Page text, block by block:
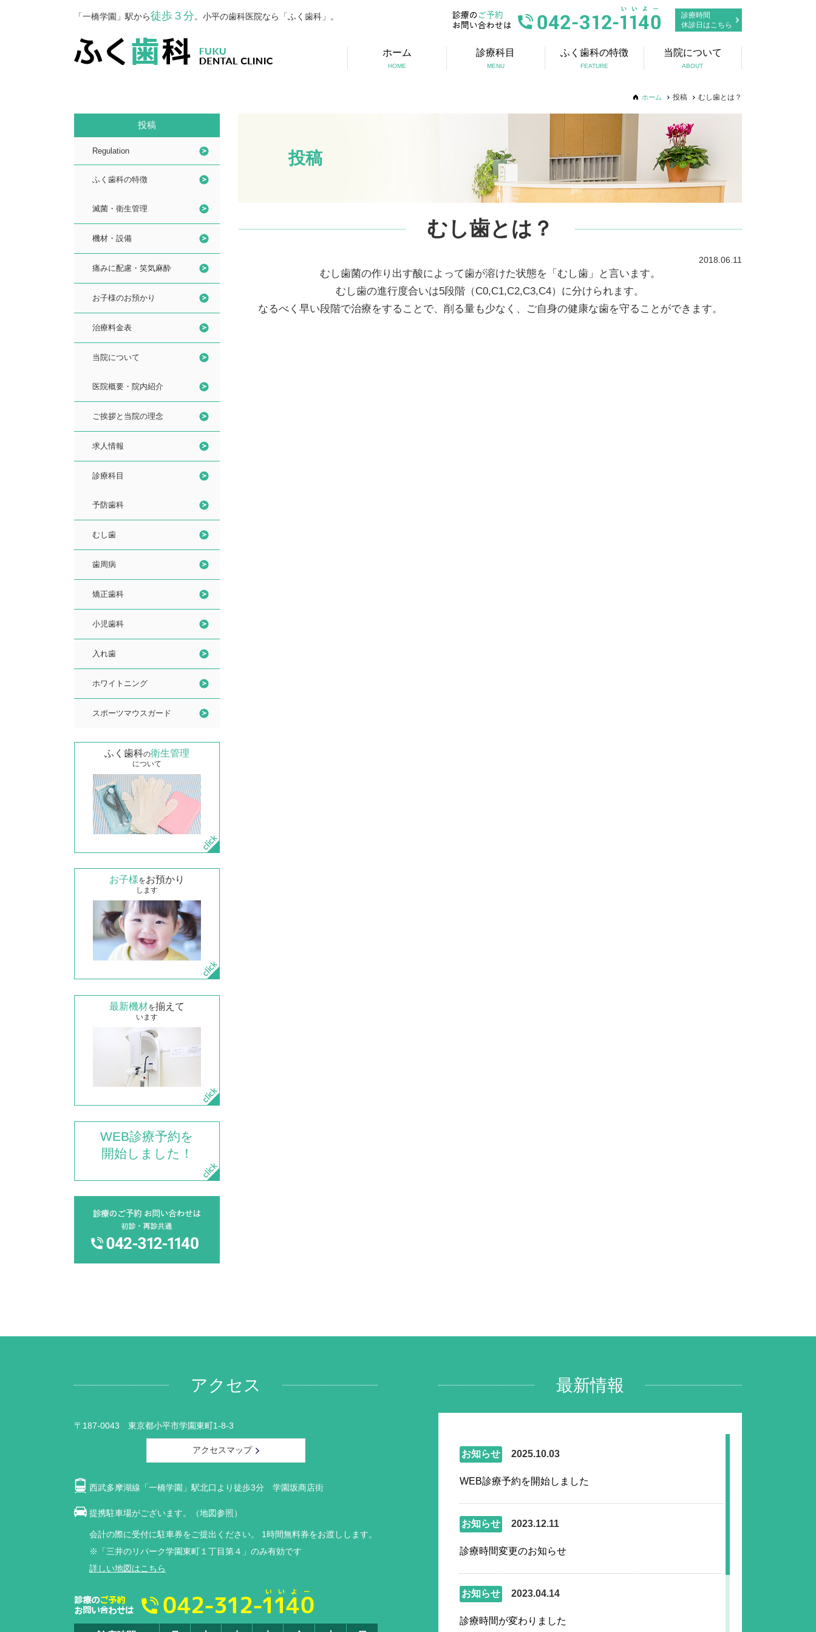
「一橋学園」駅から徒歩３分。小平の歯科医院なら「ふく歯科」。
診療時間
休診日はこちら
ホーム
HOME
診療科目
MENU
ふく歯科の特徴
FEATURE
当院について
ABOUT
ホーム 投稿 むし歯とは？
投稿
むし歯とは？
2018.06.11
むし歯菌の作り出す酸によって歯が溶けた状態を「むし歯」と言います。
むし歯の進行度合いは5段階（C0,C1,C2,C3,C4）に分けられます。
なるべく早い段階で治療をすることで、削る量も少なく、ご自身の健康な歯を守ることができます。
投稿
Regulation
ふく歯科の特徴
滅菌・衛生管理
機材・設備
痛みに配慮・笑気麻酔
お子様のお預かり
治療料金表
当院について
医院概要・院内紹介
ご挨拶と当院の理念
求人情報
診療科目
予防歯科
むし歯
歯周病
矯正歯科
小児歯科
入れ歯
ホワイトニング
スポーツマウスガード
ふく歯科の衛生管理
について
お子様をお預かり
します
最新機材を揃えて
います
WEB診療予約を
開始しました！
アクセス
〒187-0043 東京都小平市学園東町1-8-3
アクセスマップ
西武多摩湖線「一橋学園」駅北口より徒歩3分 学園坂商店街
提携駐車場がございます。（地図参照）
会計の際に受付に駐車券をご提出ください。 1時間無料券をお渡しします。
※「三井のリパーク学園東町１丁目第４」のみ有効です
詳しい地図はこちら
最新情報
お知らせ 2025.10.03
WEB診療予約を開始しました
お知らせ 2023.12.11
診療時間変更のお知らせ
お知らせ 2023.04.14
診療時間が変わりました